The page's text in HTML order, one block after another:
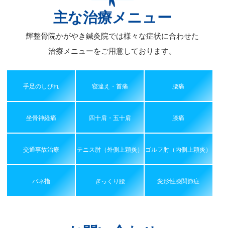
主な治療メニュー
輝整骨院かがやき鍼灸院では様々な症状に合わせた
治療メニューをご用意しております。
手足のしびれ 寝違え・首痛 腰痛
坐骨神経痛 四十肩・五十肩 膝痛
交通事故治療 テニス肘（外側上顆炎） ゴルフ肘（内側上顆炎）
バネ指 ぎっくり腰 変形性膝関節症